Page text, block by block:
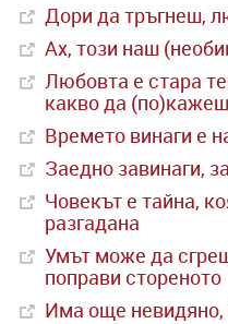
Дори да тръгнеш,
Ах, този наш
Любовта е стара
какво да (по)кажеш
Времето винаги е
Заедно завинаги,
Човекът е тайна,
разгадана
Умът може да
поправи стореното
Има още